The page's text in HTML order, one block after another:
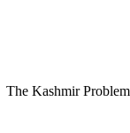
The Kashmir